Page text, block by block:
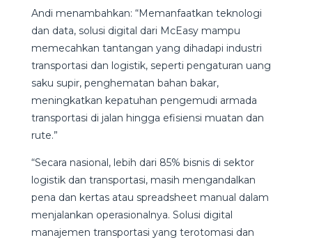
Andi menambahkan: “Memanfaatkan teknologi
dan data, solusi digital dari McEasy mampu
memecahkan tantangan yang dihadapi industri
transportasi dan logistik, seperti pengaturan uang
saku supir, penghematan bahan bakar,
meningkatkan kepatuhan pengemudi armada
transportasi di jalan hingga efisiensi muatan dan
rute.”
“Secara nasional, lebih dari 85% bisnis di sektor
logistik dan transportasi, masih mengandalkan
pena dan kertas atau spreadsheet manual dalam
menjalankan operasionalnya. Solusi digital
manajemen transportasi yang terotomasi dan